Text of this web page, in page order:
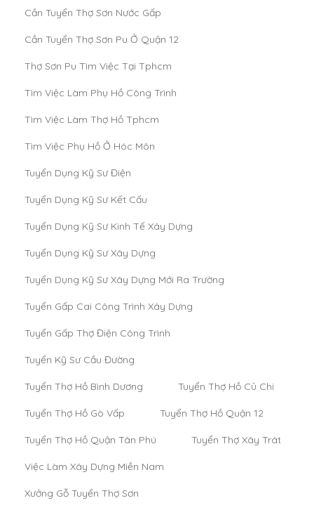
Cần Tuyển Thợ Sơn Nước Gấp
Cần Tuyển Thợ Sơn Pu Ở Quận 12
Thợ Sơn Pu Tìm Việc Tại Tphcm
Tìm Việc Làm Phụ Hồ Công Trình
Tìm Việc Làm Thợ Hồ Tphcm
Tìm Việc Phụ Hồ Ở Hóc Môn
Tuyển Dụng Kỹ Sư Điện
Tuyển Dụng Kỹ Sư Kết Cấu
Tuyển Dụng Kỹ Sư Kinh Tế Xây Dựng
Tuyển Dụng Kỹ Sư Xây Dựng
Tuyển Dụng Kỹ Sư Xây Dựng Mới Ra Trường
Tuyển Gấp Cai Công Trình Xây Dựng
Tuyển Gấp Thợ Điện Công Trình
Tuyển Kỹ Sư Cầu Đường
Tuyển Thợ Hồ Bình Dương Tuyển Thợ Hồ Củ Chi
Tuyển Thợ Hồ Gò Vấp Tuyển Thợ Hồ Quận 12
Tuyển Thợ Hồ Quận Tân Phú Tuyển Thợ Xây Trát
Việc Làm Xây Dựng Miền Nam
Xưởng Gỗ Tuyển Thợ Sơn